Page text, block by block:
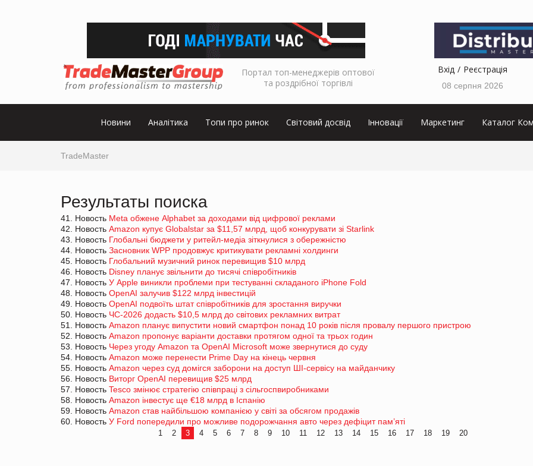
Портал топ-менеджерів оптової
та роздрібної торгівлі
Вхід Реєстрація
08 серпня 2026
Новини Аналітика Топи про ринок Світовий досвід Інновації Маркетинг Каталог
TradeMaster
Результаты поиска
41. Новость Meta обжене Alphabet за доходами від цифрової реклами
42. Новость Amazon купує Globalstar за $11,57 млрд, щоб конкурувати зі Starlink
43. Новость Глобальні бюджети у ритейл-медіа зіткнулися з обережністю
44. Новость Засновник WPP продовжує критикувати рекламні холдинги
45. Новость Глобальний музичний ринок перевищив $10 млрд
46. Новость Disney планує звільнити до тисячі співробітників
47. Новость У Apple виникли проблеми при тестуванні складаного iPhone Fold
48. Новость OpenAI залучив $122 млрд інвестицій
49. Новость OpenAI подвоїть штат співробітників для зростання виручки
50. Новость ЧС-2026 додасть $10,5 млрд до світових рекламних витрат
51. Новость Amazon планує випустити новий смартфон понад 10 років після провалу першого пристрою
52. Новость Amazon пропонує варіанти доставки протягом одної та трьох годин
53. Новость Через угоду Amazon та OpenAI Microsoft може звернутися до суду
54. Новость Amazon може перенести Prime Day на кінець червня
55. Новость Amazon через суд домігся заборони на доступ ШІ-сервісу на майданчику
56. Новость Виторг OpenAI перевищив $25 млрд
57. Новость Tesco змінює стратегію співпраці з сільгоспвиробниками
58. Новость Amazon інвестує ще €18 млрд в Іспанію
59. Новость Amazon став найбільшою компанією у світі за обсягом продажів
60. Новость У Ford попередили про можливе подорожчання авто через дефіцит пам’яті
1 2 3 4 5 6 7 8 9 10 11 12 13 14 15 16 17 18 19 20